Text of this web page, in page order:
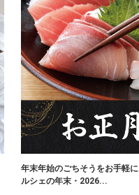
年末年始のごちそうをお手軽
ルシェの年末・2026...